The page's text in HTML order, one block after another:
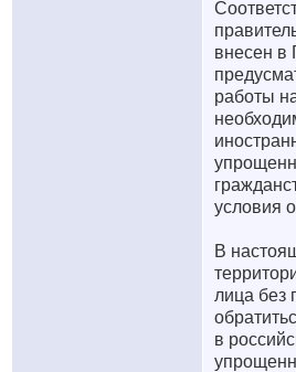
внесен в
работы
условия
В
лица без
в